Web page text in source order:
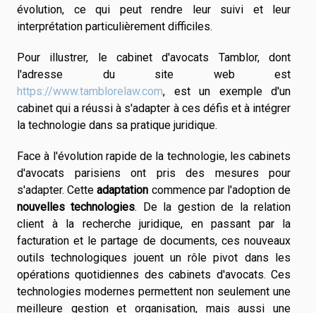
évolution, ce qui peut rendre leur suivi et leur
interprétation particulièrement difficiles.
Pour illustrer, le cabinet d'avocats Tamblor, dont
l'adresse du site web est
https://www.tamblorelaw.com, est un exemple d'un
cabinet qui a réussi à s'adapter à ces défis et à intégrer
la technologie dans sa pratique juridique.
Face à l'évolution rapide de la technologie, les cabinets
d'avocats parisiens ont pris des mesures pour
s'adapter. Cetteadaptation commence par l'adoption de
nouvelles technologies. De la gestion de la relation
client à la recherche juridique, en passant par la
facturation et le partage de documents, ces nouveaux
outils technologiques jouent un rôle pivot dans les
opérations quotidiennes des cabinets d'avocats. Ces
technologies modernes permettent non seulement une
meilleure gestion et organisation, mais aussi une